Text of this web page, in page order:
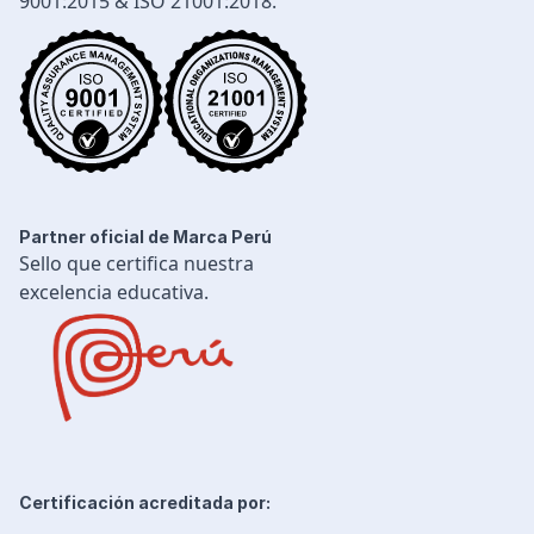
Ingeniería de Procesos
Desarrollo Profesional
Ingeniería Civil
Partner oficial de Marca Perú
Sello que certifica nuestra
excelencia educativa.
Certificación acreditada por: